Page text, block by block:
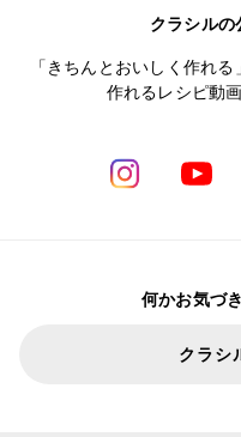
クラシルの
「きちんとおいしく作れ
作れるレシピ動
何かお気づ
クラシ